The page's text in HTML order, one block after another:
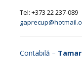
Tel: +373 22 237-089
Contabilă –